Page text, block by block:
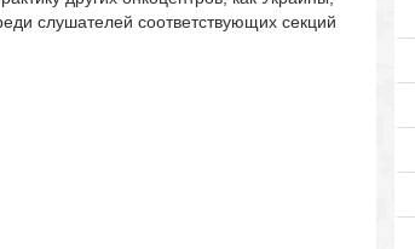
слушателей соответствующих секций